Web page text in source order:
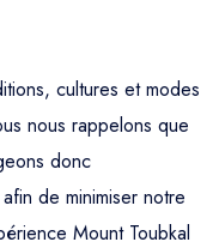
cultures et modes
nous rappelons que
donc
de minimiser notre
Mount Toubkal